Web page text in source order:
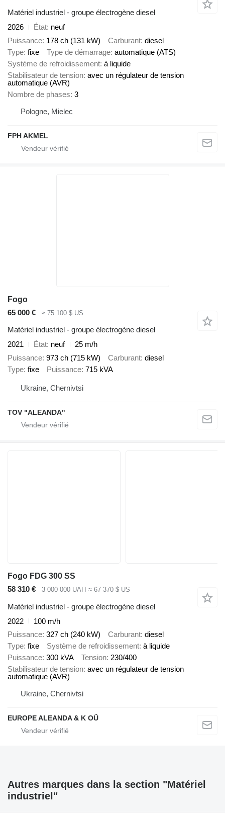
Matériel industriel - groupe électrogène diesel
2026
État neuf
Puissance 178 ch (131 kW) Carburant diesel
Type fixe Type de démarrage automatique (ATS)
Système de refroidissement à liquide
Stabilisateur de tension avec un régulateur de tension
automatique (AVR)
Nombre de phases 3
Pologne, Mielec
FPH AKMEL
Fogo
65 000 €
≈ 75 100 $ US
Matériel industriel - groupe électrogène diesel
2021
État neuf
25 m/h
Puissance 973 ch (715 kW) Carburant diesel
Type fixe Puissance 715 kVA
Ukraine, Chernivtsi
TOV "ALEANDA"
Fogo FDG 300 SS
58 310 €
3 000 000 UAH ≈ 67 370 $ US
Matériel industriel - groupe électrogène diesel
2022
100 m/h
Puissance 327 ch (240 kW) Carburant diesel
Type fixe Système de refroidissement à liquide
Puissance 300 kVA Tension 230/400
Stabilisateur de tension avec un régulateur de tension
automatique (AVR)
Ukraine, Chernivtsi
EUROPE ALEANDA & K OÜ
Autres marques dans la section "Matériel
industriel"